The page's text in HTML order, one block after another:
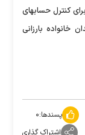
کنترل حسابهای
بارزانی
پسندها:۰
اشتراک گذاری